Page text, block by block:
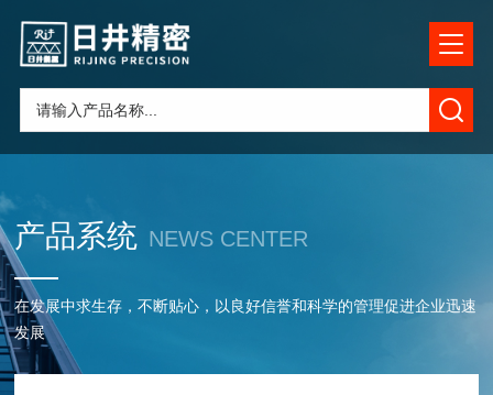
产品系统 NEWS CENTER
在发展中求生存，不断贴心，以良好信誉和科学的管理促进企业迅速
发展